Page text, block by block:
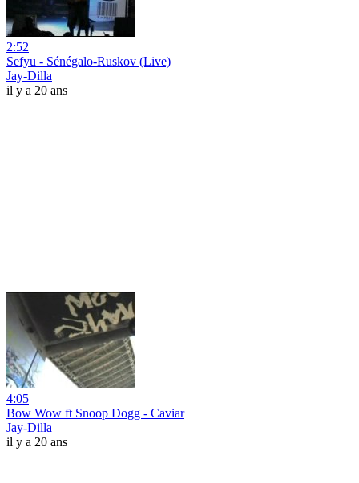
2:52
Sefyu - Sénégalo-Ruskov (Live)
Jay-Dilla
il y a 20 ans
4:05
Bow Wow ft Snoop Dogg - Caviar
Jay-Dilla
il y a 20 ans